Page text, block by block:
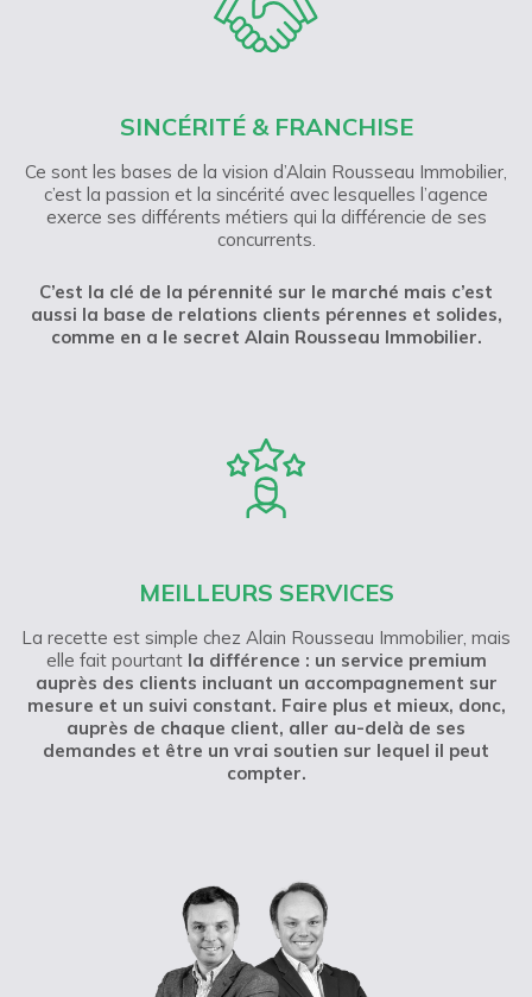
SINCÉRITÉ & FRANCHISE
Ce sont les bases de la vision d’Alain Rousseau Immobilier,
c’est la passion et la sincérité avec lesquelles l’agence
exerce ses différents métiers qui la différencie de ses
concurrents.
C’est la clé de la pérennité sur le marché mais c’est
aussi la base de relations clients pérennes et solides,
comme en a le secret Alain Rousseau Immobilier.
MEILLEURS SERVICES
La recette est simple chez Alain Rousseau Immobilier, mais
elle fait pourtant la différence : un service premium
auprès des clients incluant un accompagnement sur
mesure et un suivi constant. Faire plus et mieux, donc,
auprès de chaque client, aller au-delà de ses
demandes et être un vrai soutien sur lequel il peut
compter.